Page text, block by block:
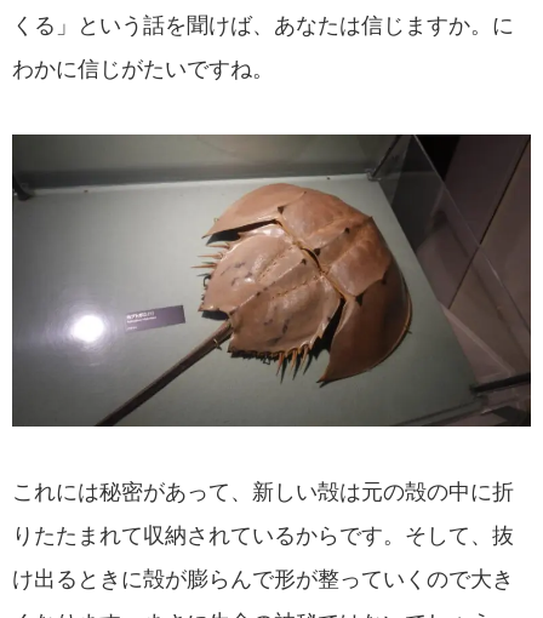
くる」という話を聞けば、あなたは信じますか。に
わかに信じがたいですね。
これには秘密があって、新しい殻は元の殻の中に折
りたたまれて収納されているからです。そして、抜
け出るときに殻が膨らんで形が整っていくので大き